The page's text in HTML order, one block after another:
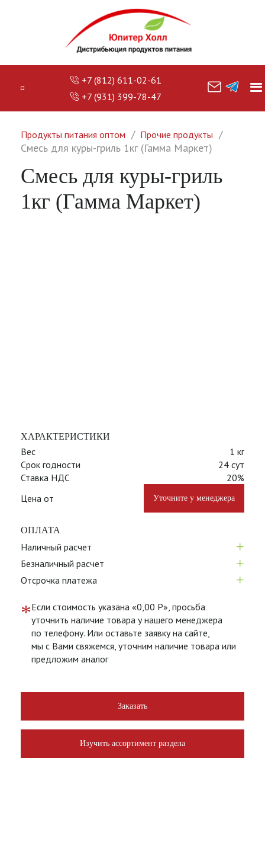
+7 (812) 611-02-61
+7 (931) 399-78-47
Продукты питания оптом Прочие продукты
Смесь для куры-гриль 1кг (Гамма Маркет)
Смесь для куры-гриль
1кг (Гамма Маркет)
ХАРАКТЕРИСТИКИ
Вес
1 кг
Срок годности
24 сут
Ставка НДС
20%
Цена от
Уточните у менеджера
ОПЛАТА
Наличный расчет +
Безналичный расчет +
Отсрочка платежа +
*Если стоимость указана «0,00 Р», просьба
уточнить наличие товара у нашего менеджера
по телефону. Или оставьте заявку на сайте,
мы с Вами свяжемся, уточним наличие товара или
предложим аналог
Заказать
Изучить ассортимент раздела